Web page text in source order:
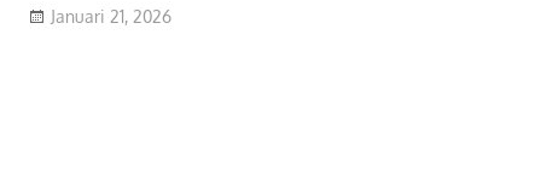
Januari 21, 2026